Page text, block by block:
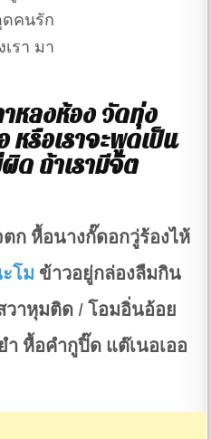
คนรัก
รา มา
หลงห้อง วัดทุ่ง
หรือเราจะพูดเป็น
ด ถ้าเรามีจิต
ก หื้อนางกั๊ดอกวู่ร้องไห้
โม ข้าวอยู่กล่องลืมกิน
วาหุมติด / โอมอิ่นอ้อย
หื้อคำกูปิ๊ด แต๊เนอเออ